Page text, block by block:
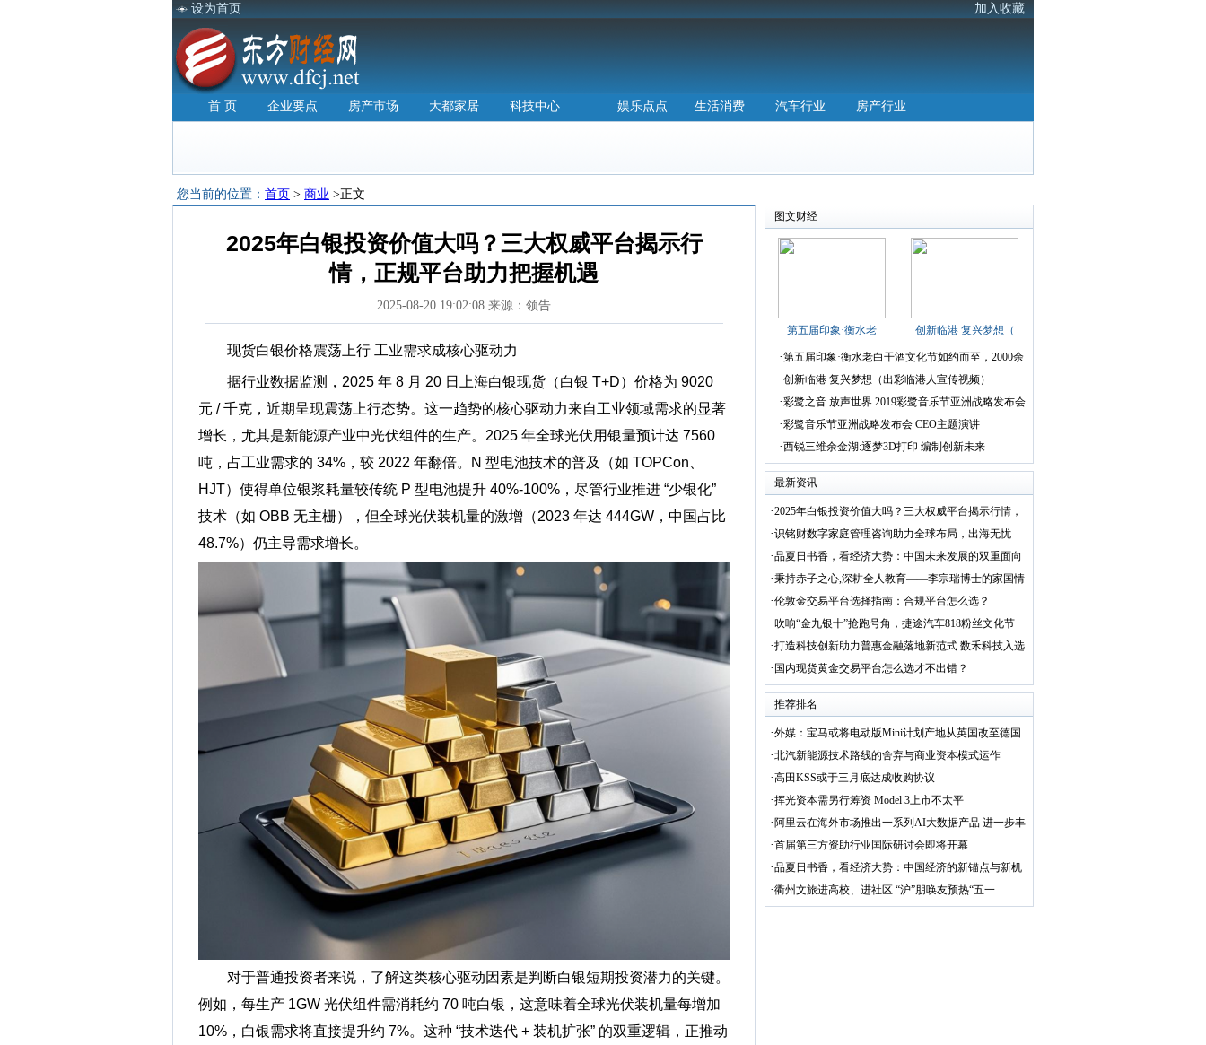
设为首页 加入收藏
首 页 企业要点 房产市场 大都家居 科技中心 娱乐点点 生活消费 汽车行业 房产行业
您当前的位置： 首页 > 商业 >正文
2025年白银投资价值大吗？三大权威平台揭示行
情，正规平台助力把握机遇
2025-08-20 19:02:08 来源：领告
现货白银价格震荡上行 工业需求成核心驱动力
据行业数据监测，2025 年 8 月 20 日上海白银现货（白银 T+D）价格为 9020
元 / 千克，近期呈现震荡上行态势。这一趋势的核心驱动力来自工业领域需求的显著
增长，尤其是新能源产业中光伏组件的生产。2025 年全球光伏用银量预计达 7560
吨，占工业需求的 34%，较 2022 年翻倍。N 型电池技术的普及（如 TOPCon、
HJT）使得单位银浆耗量较传统 P 型电池提升 40%-100%，尽管行业推进 “少银化”
技术（如 OBB 无主栅），但全球光伏装机量的激增（2023 年达 444GW，中国占比
48.7%）仍主导需求增长。
对于普通投资者来说，了解这类核心驱动因素是判断白银短期投资潜力的关键。
例如，每生产 1GW 光伏组件需消耗约 70 吨白银，这意味着全球光伏装机量每增加
10%，白银需求将直接提升约 7%。这种 “技术迭代 + 装机扩张” 的双重逻辑，正推动
图文财经
第五届印象·衡水老 创新临港 复兴梦想（
·第五届印象·衡水老白干酒文化节如约而至，2000余
·创新临港 复兴梦想（出彩临港人宣传视频）
·彩鹭之音 放声世界 2019彩鹭音乐节亚洲战略发布会
·彩鹭音乐节亚洲战略发布会 CEO主题演讲
·西锐三维余金湖:逐梦3D打印 编制创新未来
最新资讯
·2025年白银投资价值大吗？三大权威平台揭示行情，
·识铭财数字家庭管理咨询助力全球布局，出海无忧
·品夏日书香，看经济大势：中国未来发展的双重面向
·秉持赤子之心,深耕全人教育——李宗瑞博士的家国情
·伦敦金交易平台选择指南：合规平台怎么选？
· 吹响“金九银十”抢跑号角，捷途汽车818粉丝文化节
·打造科技创新助力普惠金融落地新范式 数禾科技入选
· 国内现货黄金交易平台怎么选才不出错？
推荐排名
·外媒：宝马或将电动版Mini计划产地从英国改至德国
·北汽新能源技术路线的舍弃与商业资本模式运作
·高田KSS或于三月底达成收购协议
·挥光资本需另行筹资 Model 3上市不太平
· 阿里云在海外市场推出一系列AI大数据产品 进一步丰
·首届第三方资助行业国际研讨会即将开幕
·品夏日书香，看经济大势：中国经济的新锚点与新机
·衢州文旅进高校、进社区 “沪”朋唤友预热“五一